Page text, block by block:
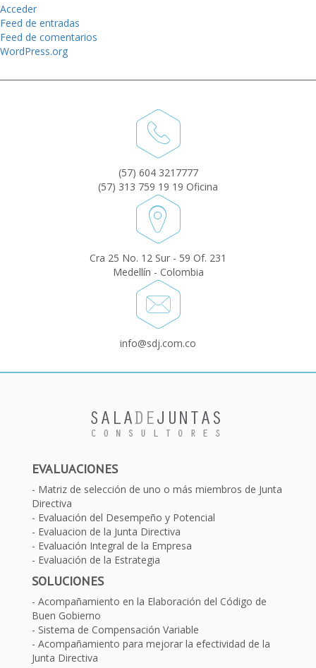
Acceder
Feed de entradas
Feed de comentarios
WordPress.org
(57) 604 3217777
(57) 313 759 19 19 Oficina
Cra 25 No. 12 Sur - 59 Of. 231
Medellín - Colombia
info@sdj.com.co
EVALUACIONES
Matriz de selección de uno o más miembros de Junta
Directiva
Evaluación del Desempeño y Potencial
Evaluacion de la Junta Directiva
Evaluación Integral de la Empresa
Evaluación de la Estrategia
SOLUCIONES
Acompañamiento en la Elaboración del Código de
Buen Gobierno
Sistema de Compensación Variable
Acompañamiento para mejorar la efectividad de la
Junta Directiva